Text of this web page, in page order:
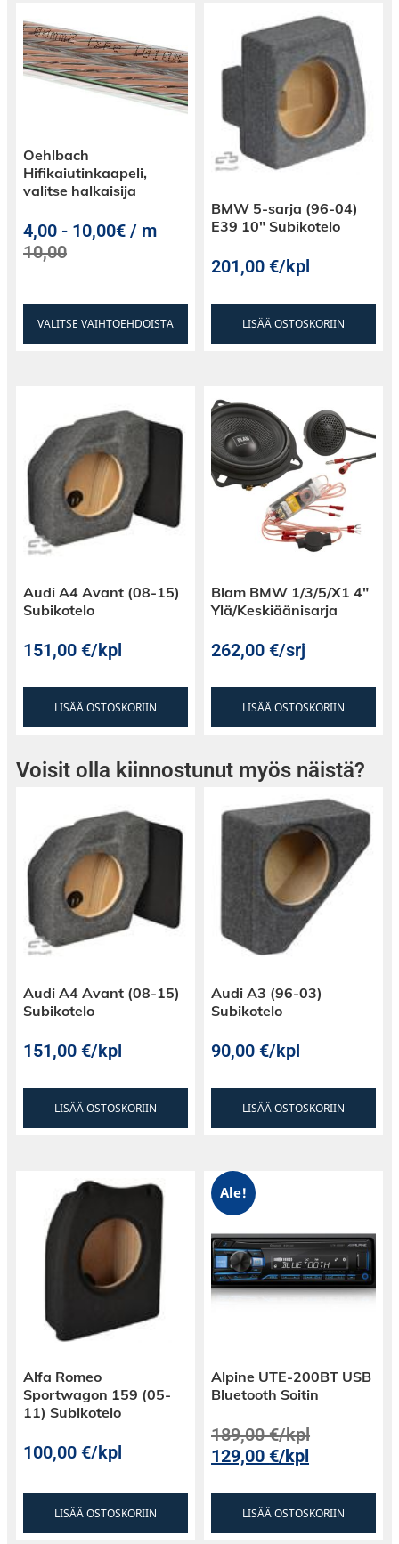
Oehlbach
Hifikaiutinkaapeli,
valitse halkaisija
4,00 - 10,00€ / m
10,00
VALITSE VAIHTOEHDOISTA
BMW 5-sarja (96-04)
E39 10″ Subikotelo
201,00€/kpl
LISÄÄ OSTOSKORIIN
Audi A4 Avant (08-15)
Subikotelo
151,00€/kpl
LISÄÄ OSTOSKORIIN
Blam BMW 1/3/5/X1 4″
Ylä/Keskiäänisarja
262,00€/srj
LISÄÄ OSTOSKORIIN
Voisit olla kiinnostunut myös näistä?
Audi A4 Avant (08-15)
Subikotelo
151,00€/kpl
LISÄÄ OSTOSKORIIN
Audi A3 (96-03)
Subikotelo
90,00€/kpl
LISÄÄ OSTOSKORIIN
Alfa Romeo
Sportwagon 159 (05-
11) Subikotelo
100,00€/kpl
LISÄÄ OSTOSKORIIN
Ale!
Alpine UTE-200BT USB
Bluetooth Soitin
189,00€/kpl
129,00€/kpl
LISÄÄ OSTOSKORIIN